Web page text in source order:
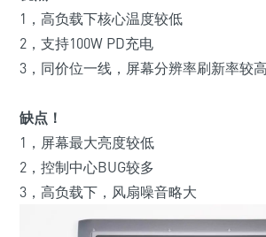
1，高负载下核心温度较低
2，支持100W PD充电
3，同价位一线，屏幕分辨率刷新率较高
缺点！
1，屏幕最大亮度较低
2，控制中心BUG较多
3，高负载下，风扇噪音略大